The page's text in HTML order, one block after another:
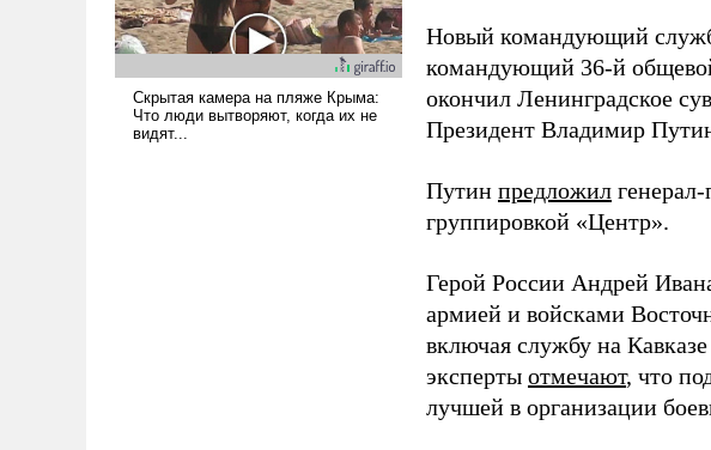
вооруженное противостояние
с Ираном.
Новый командующий
командующий 36-й
окончил Ленинградское
Президент Владимир
Путин предложил
группировкой «Центр».
Герой России Андрей
армией и войсками
включая службу на
эксперты отмечают, что
лучшей в организации